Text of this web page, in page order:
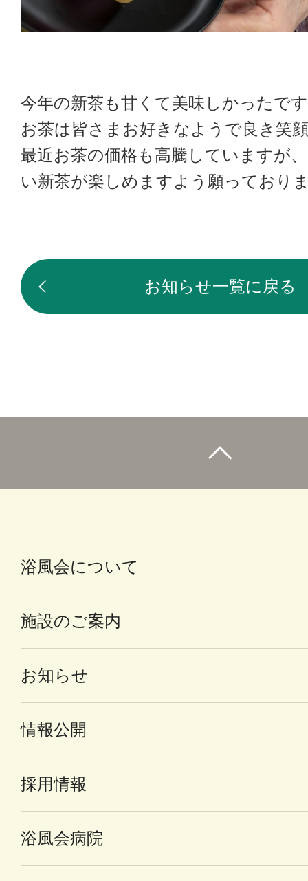
今年の新茶も甘くて美味しかったで
お茶は皆さまお好きなようで良き笑
最近お茶の価格も高騰していますが
い新茶が楽しめますよう願っており
お知らせ一覧に戻る
浴風会について
施設のご案内
お知らせ
情報公開
採用情報
浴風会病院